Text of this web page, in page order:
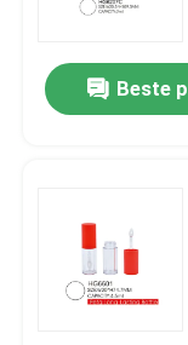
Over ons
Beste